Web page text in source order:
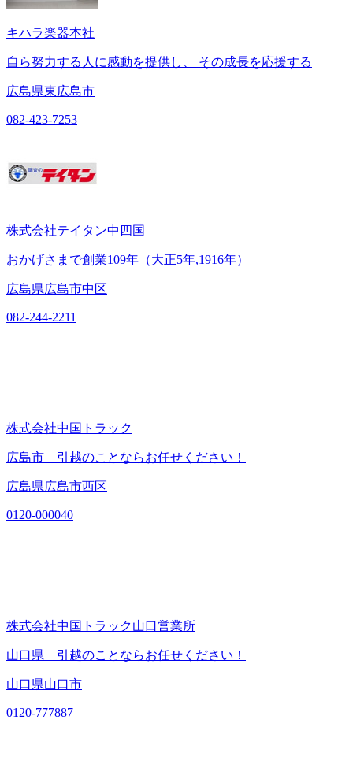
キハラ楽器本社
自ら努力する人に感動を提供し、 その成長を応援する
広島県東広島市
082-423-7253
株式会社テイタン中四国
おかげさまで創業109年（大正5年,1916年）
広島県広島市中区
082-244-2211
株式会社中国トラック
広島市 引越のことならお任せください！
広島県広島市西区
0120-000040
株式会社中国トラック山口営業所
山口県 引越のことならお任せください！
山口県山口市
0120-777887